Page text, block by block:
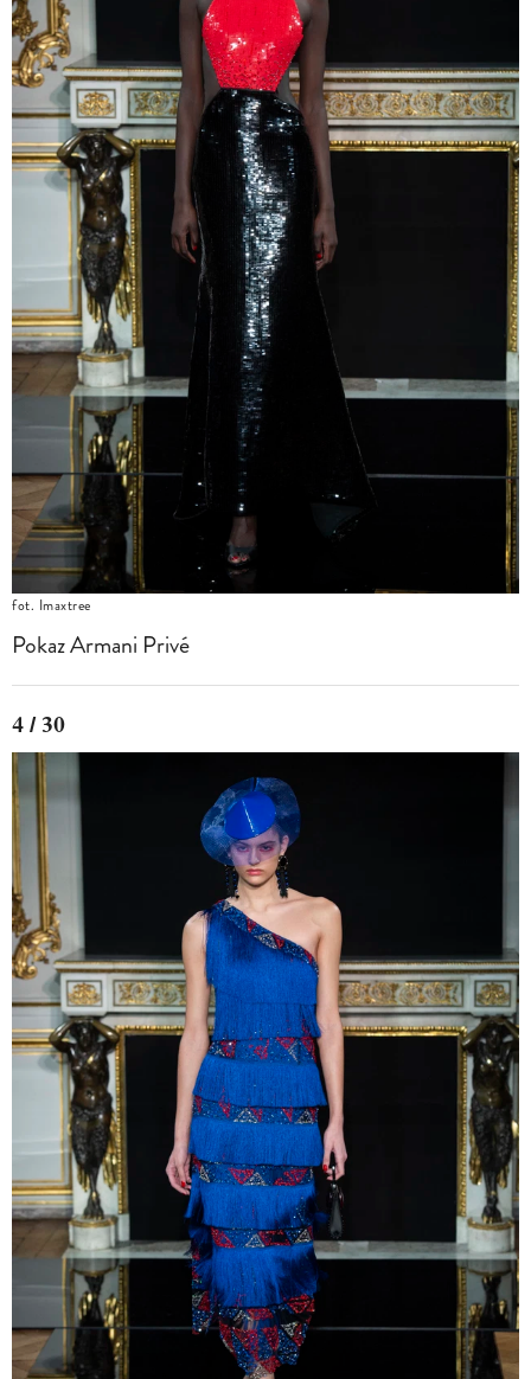
fot. Imaxtree
Pokaz Armani Privé
4 / 30